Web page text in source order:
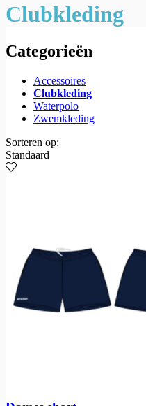
Clubkleding
Categorieën
Accessoires
Clubkleding
Waterpolo
Zwemkleding
Sorteren op:
Standaard